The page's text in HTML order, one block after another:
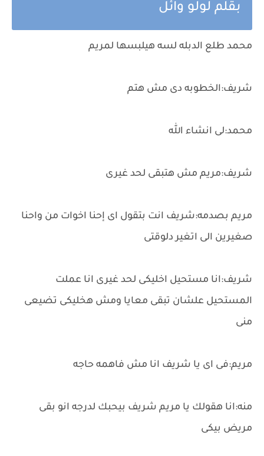
بقلم لولو وائل
محمد طلع الدبله لسه هيلبسها لمريم
شريف:الخطوبه دى مش هتم
محمد:لى انشاء الله
شريف:مريم مش هتبقى لحد غيرى
مريم بصدمه:شريف انت بتقول اى إحنا اخوات من واحنا
صغيرين الى اتغير دلوقتى
شريف:انا مستحيل اخليكى لحد غيرى انا عملت
المستحيل علشان تبقى معايا ومش هخليكى تضيعى
منى
مريم:فى اى يا شريف انا مش فاهمه حاجه
منه:انا هقولك يا مريم شريف بيحبك لدرجه انو بقى
مريض بيكى